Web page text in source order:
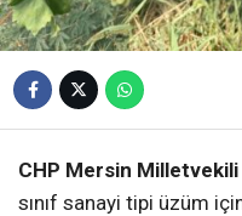
CHP Mersin Milletvekili
sınıf sanayi tipi üzüm